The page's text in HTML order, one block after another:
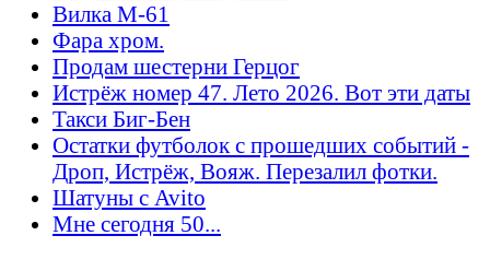
Вилка М-61
Фара хром.
Продам шестерни Герцог
Истрёж номер 47. Лето 2026. Вот эти даты
Такси Биг-Бен
Остатки футболок с прошедших событий -
Дроп, Истрёж, Вояж. Перезалил фотки.
Шатуны с Avito
Мне сегодня 50...